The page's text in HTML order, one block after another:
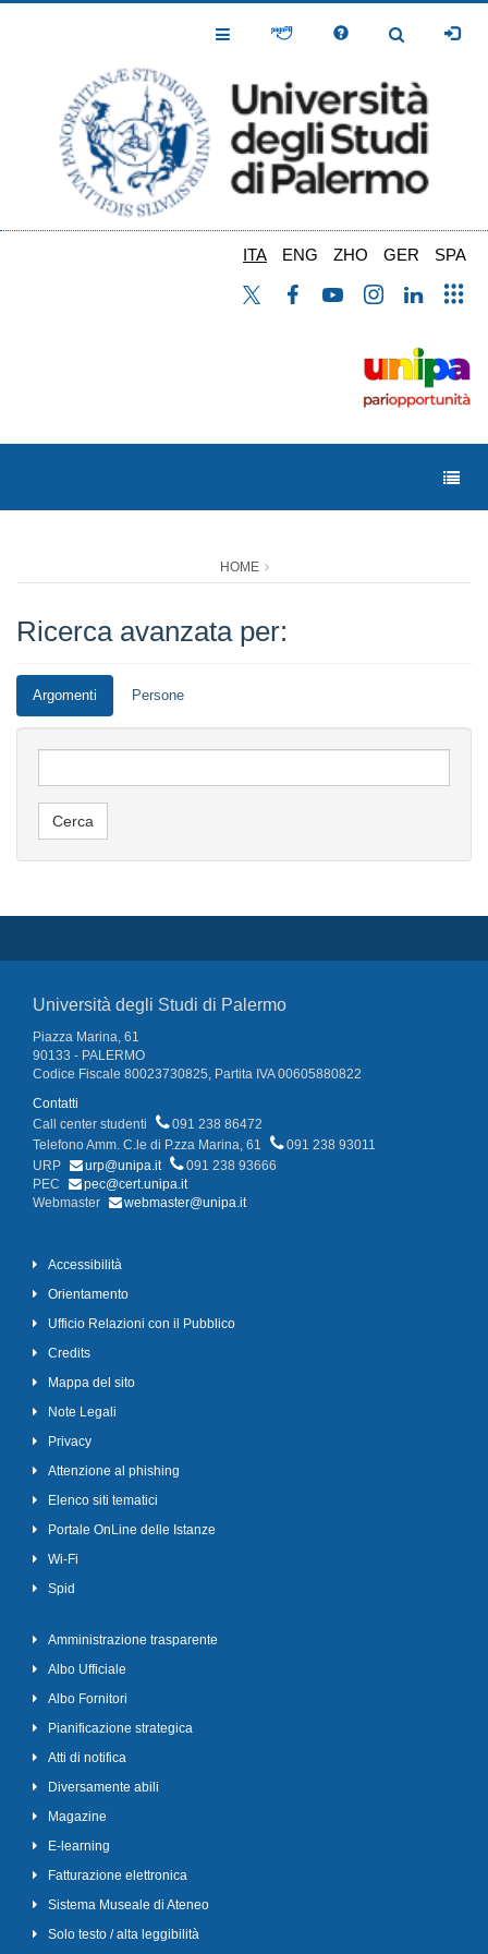
Toggle
Toggle
ITA ENG ZHO GER SPA
HOME
Ricerca avanzata per:
Argomenti Persone
Università degli Studi di Palermo
Piazza Marina, 61
90133 - PALERMO
Codice Fiscale 80023730825, Partita IVA 00605880822
Contatti
Call center studenti
091 238 86472
Telefono Amm. C.le di P.zza Marina, 61
091 238 93011
URP
urp@unipa.it
091 238 93666
PEC
pec@cert.unipa.it
Webmaster
webmaster@unipa.it
Accessibilità
Orientamento
Ufficio Relazioni con il Pubblico
Credits
Mappa del sito
Note Legali
Privacy
Attenzione al phishing
Elenco siti tematici
Portale OnLine delle Istanze
Wi-Fi
Spid
Amministrazione trasparente
Albo Ufficiale
Albo Fornitori
Pianificazione strategica
Atti di notifica
Diversamente abili
Magazine
E-learning
Fatturazione elettronica
Sistema Museale di Ateneo
Solo testo / alta leggibilità